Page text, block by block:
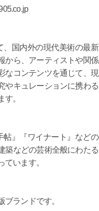
、国内外の現代美術の最新
から、アーティストや関係
なコンテンツを通じて、現
やキュレーションに携わる
。
帖』『ワイナート』などの
築などの芸術全般にわたる
います。
ランドです。